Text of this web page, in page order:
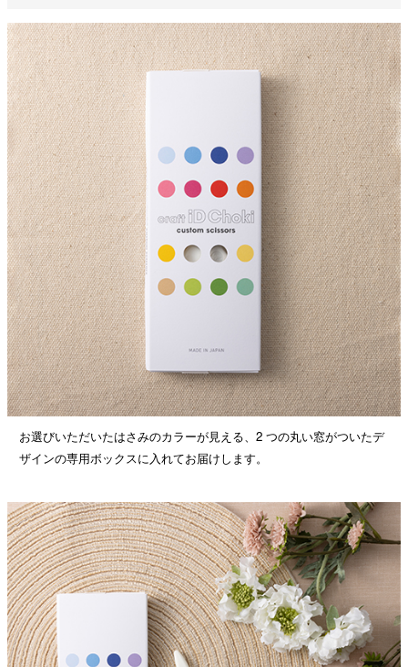
お選びいただいたはさみのカラーが見える、2 つの丸い窓がついたデ
ザインの専用ボックスに入れてお届けします。